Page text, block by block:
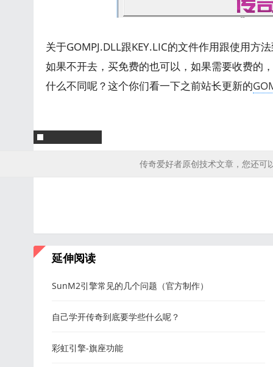
关于GOMPJ.DLL跟KEY.LIC的文件作用跟使用
如果不开去，买免费的也可以，如果需要收费的
什么不同呢？这个你们看一下之前站长更新的
传奇爱好者原创技术文章，您还可
延伸阅读
SunM2引擎常见的几个问题（官方制作）
自己学开传奇到底要学些什么呢？
彩虹引擎-旗座功能